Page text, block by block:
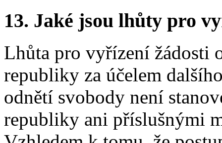
13. Jaké jsou lhůty pro
Lhůta pro vyřízení žádosti
republiky za účelem
odnětí svobody není
republiky ani příslušnými